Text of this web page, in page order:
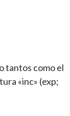
tantos como el
«inc» (exp;